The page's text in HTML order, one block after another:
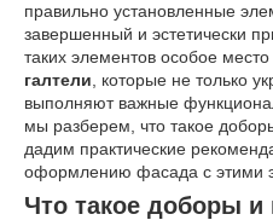
правильно установленные
завершенный и эстетически
таких элементов особое
галтели , которые не только
выполняют важные
мы разберем, что такое
дадим практические
оформлению фасада с этими
Что такое доборы и